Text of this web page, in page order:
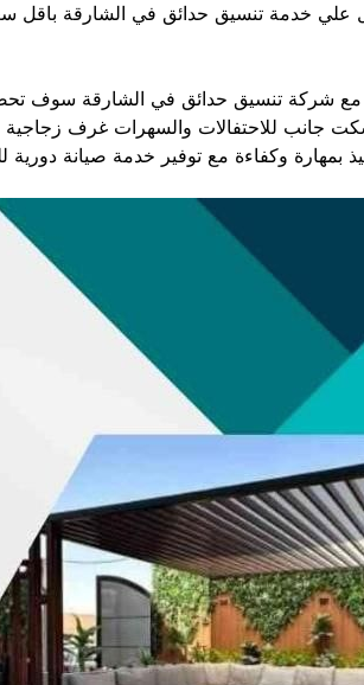
شركة تنسيق حدائق في الشارقة سوف
جانب للاحتفالات والسهرات غرف
بمهارة وكفاءة مع توفير خدمة صيانة